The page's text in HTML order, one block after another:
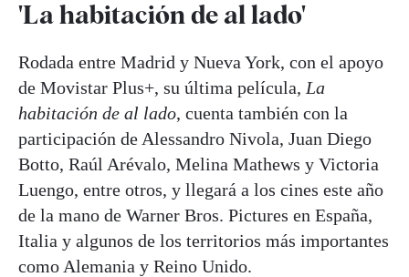
'La habitación de al lado'
Rodada entre Madrid y Nueva York, con el apoyo
de Movistar Plus+, su última película, La
habitación de al lado, cuenta también con la
participación de Alessandro Nivola, Juan Diego
Botto, Raúl Arévalo, Melina Mathews y Victoria
Luengo, entre otros, y llegará a los cines este año
de la mano de Warner Bros. Pictures en España,
Italia y algunos de los territorios más importantes
como Alemania y Reino Unido.